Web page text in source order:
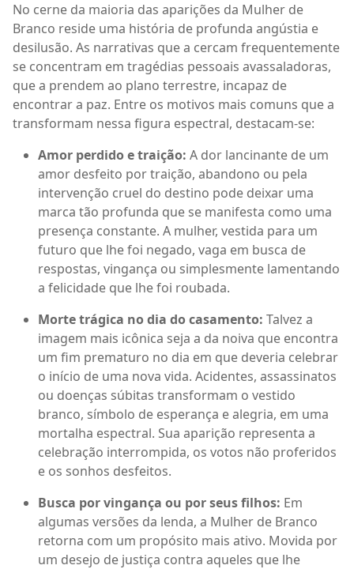
No cerne da maioria das aparições da Mulher de
Branco reside uma história de profunda angústia e
desilusão. As narrativas que a cercam frequentemente
se concentram em tragédias pessoais avassaladoras,
que a prendem ao plano terrestre, incapaz de
encontrar a paz. Entre os motivos mais comuns que a
transformam nessa figura espectral, destacam-se:
Amor perdido e traição: A dor lancinante de um
amor desfeito por traição, abandono ou pela
intervenção cruel do destino pode deixar uma
marca tão profunda que se manifesta como uma
presença constante. A mulher, vestida para um
futuro que lhe foi negado, vaga em busca de
respostas, vingança ou simplesmente lamentando
a felicidade que lhe foi roubada.
Morte trágica no dia do casamento: Talvez a
imagem mais icônica seja a da noiva que encontra
um fim prematuro no dia em que deveria celebrar
o início de uma nova vida. Acidentes, assassinatos
ou doenças súbitas transformam o vestido
branco, símbolo de esperança e alegria, em uma
mortalha espectral. Sua aparição representa a
celebração interrompida, os votos não proferidos
e os sonhos desfeitos.
Busca por vingança ou por seus filhos: Em
algumas versões da lenda, a Mulher de Branco
retorna com um propósito mais ativo. Movida por
um desejo de justiça contra aqueles que lhe